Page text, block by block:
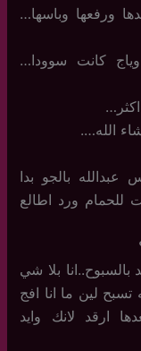
ورفعها وباسها…
وياج كانت سوودا…
الله….
بالجو بدا
للحمام ورد اطالع
بالسبوح..انا بلا شي
لين ما انا افج
ارقد لانك وايد